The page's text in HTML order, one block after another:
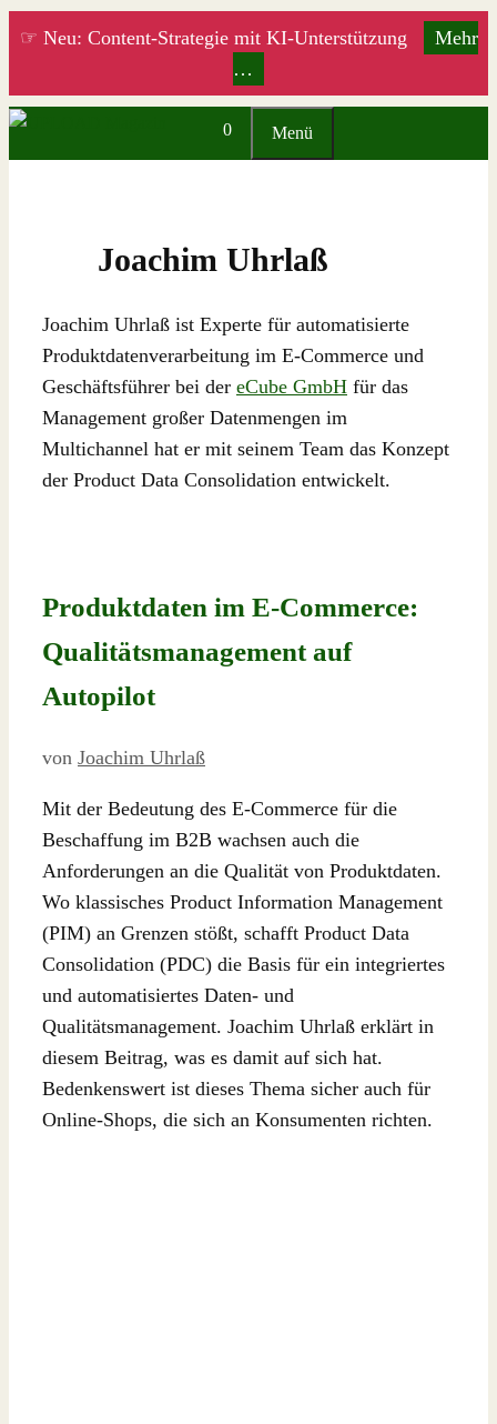
Zum
☞ Neu: Content-Strategie mit KI-Unterstützung
Mehr
…
0 Menü
Joachim Uhrlaß
Joachim Uhrlaß ist Experte für automatisierte
Produktdatenverarbeitung im E-Commerce und
Geschäftsführer bei der eCube GmbH für das
Management großer Datenmengen im
Multichannel hat er mit seinem Team das Konzept
der Product Data Consolidation entwickelt.
Produktdaten im E-Commerce:
Qualitätsmanagement auf
Autopilot
von Joachim Uhrlaß
Mit der Bedeutung des E-Commerce für die
Beschaffung im B2B wachsen auch die
Anforderungen an die Qualität von Produktdaten.
Wo klassisches Product Information Management
(PIM) an Grenzen stößt, schafft Product Data
Consolidation (PDC) die Basis für ein integriertes
und automatisiertes Daten- und
Qualitätsmanagement. Joachim Uhrlaß erklärt in
diesem Beitrag, was es damit auf sich hat.
Bedenkenswert ist dieses Thema sicher auch für
Online-Shops, die sich an Konsumenten richten.